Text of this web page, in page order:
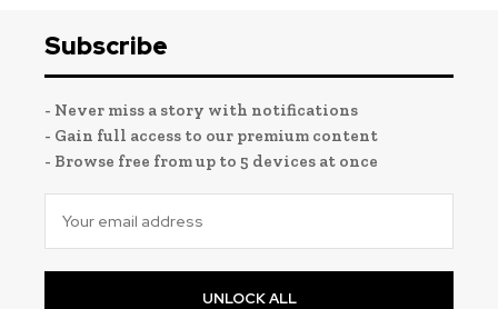
Subscribe
- Never miss a story with notifications
- Gain full access to our premium content
- Browse free from up to 5 devices at once
UNLOCK ALL